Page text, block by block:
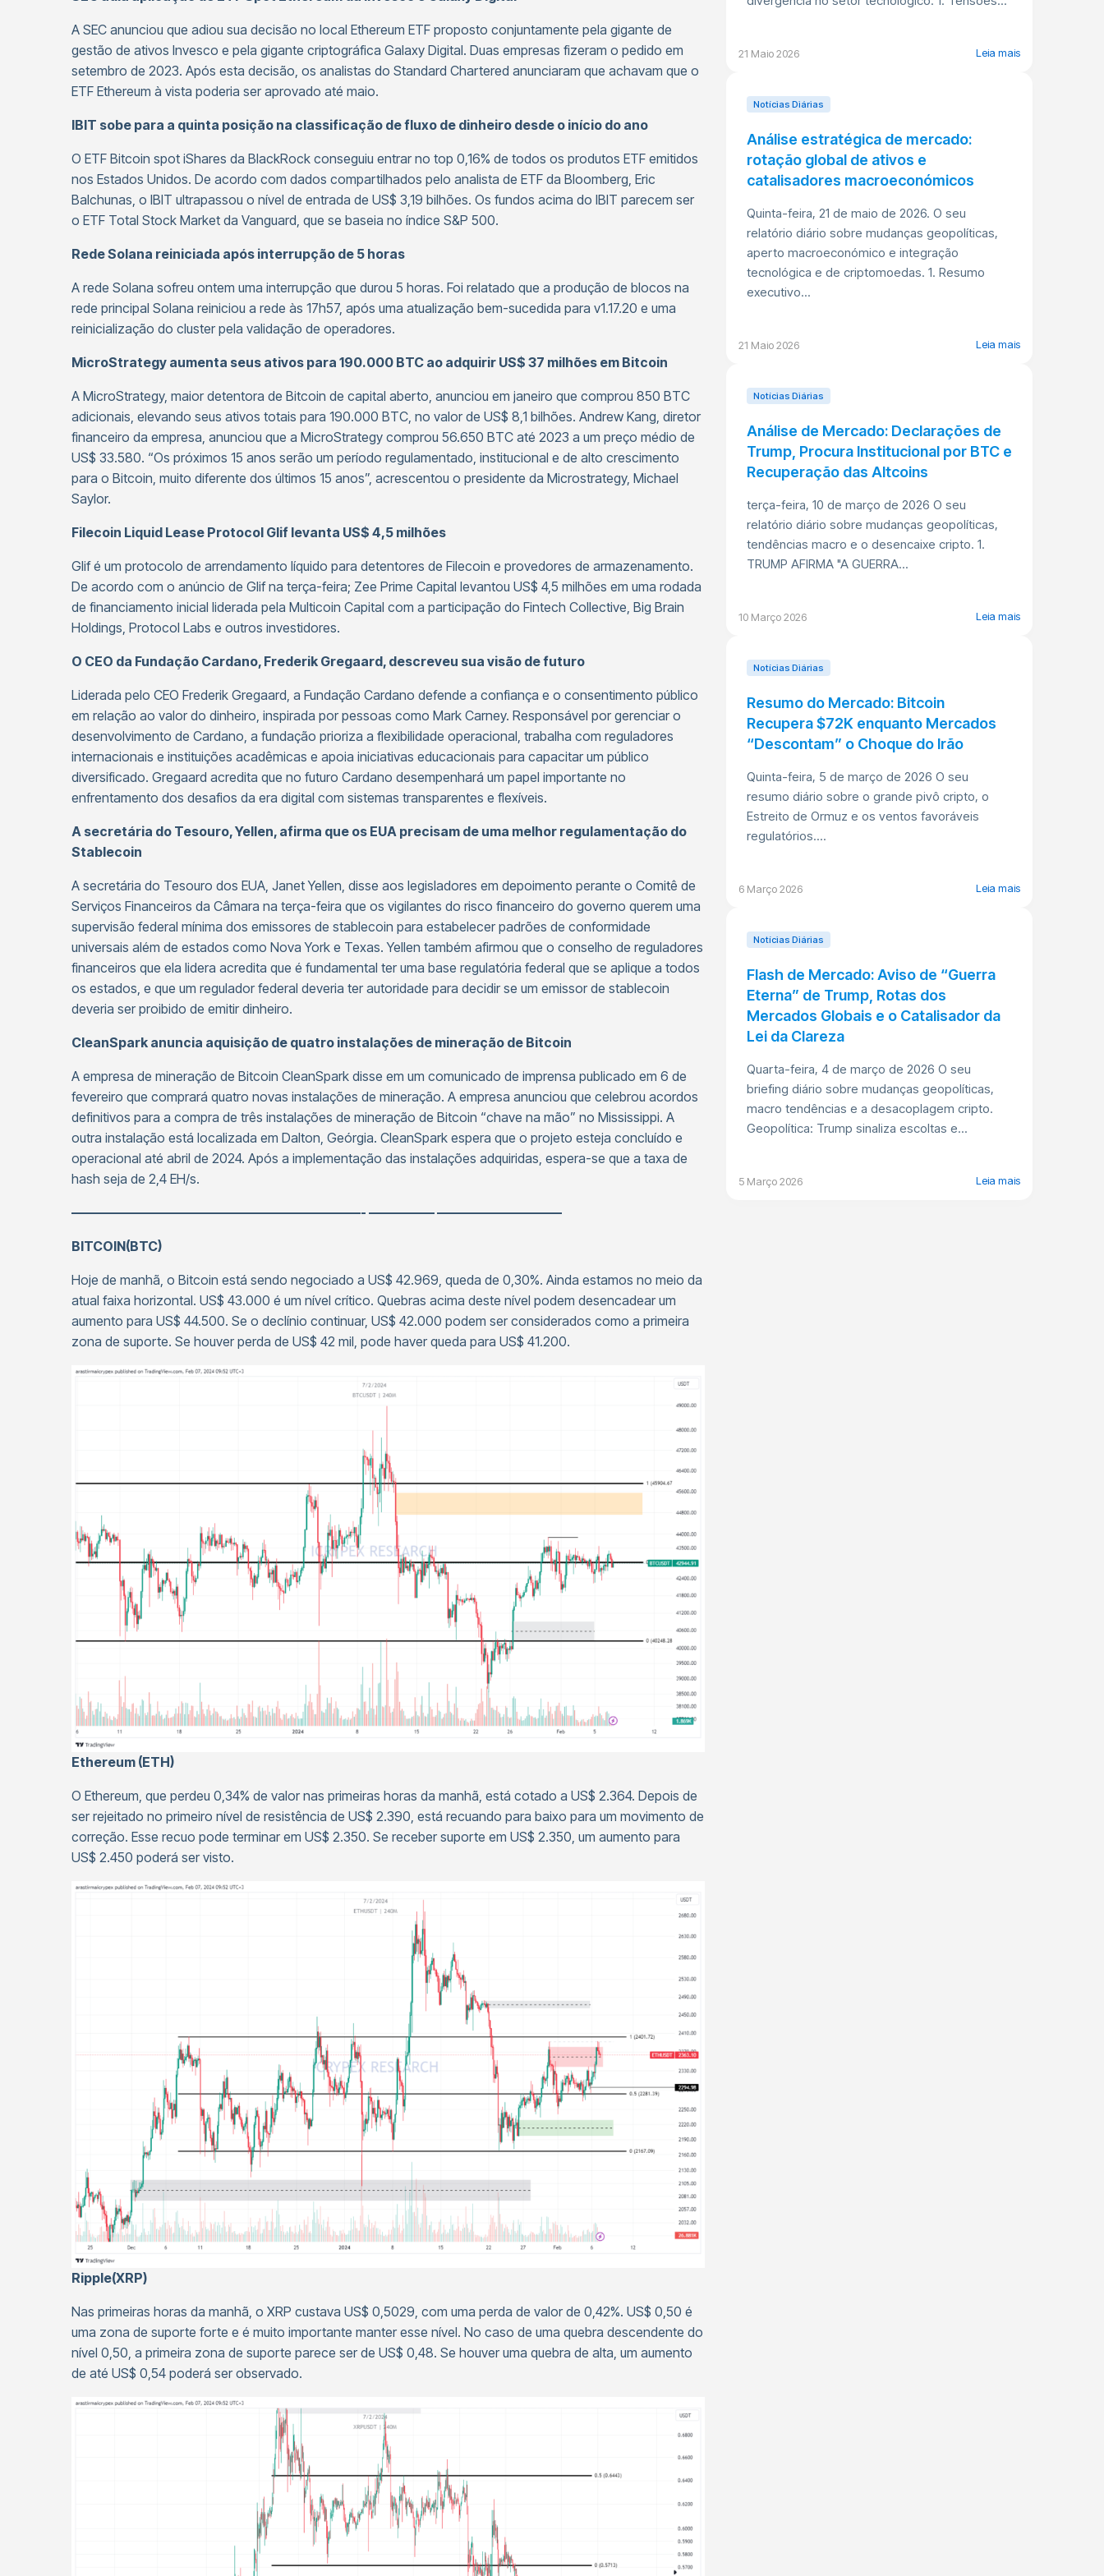
A SEC anunciou que adiou sua decisão no local Ethereum ETF proposto conjuntamente pela gigante de
gestão de ativos Invesco e pela gigante criptográfica Galaxy Digital. Duas empresas fizeram o pedido em
setembro de 2023. Após esta decisão, os analistas do Standard Chartered anunciaram que achavam que o
ETF Ethereum à vista poderia ser aprovado até maio.
IBIT sobe para a quinta posição na classificação de fluxo de dinheiro desde o início do ano
O ETF Bitcoin spot iShares da BlackRock conseguiu entrar no top 0,16% de todos os produtos ETF emitidos
nos Estados Unidos. De acordo com dados compartilhados pelo analista de ETF da Bloomberg, Eric
Balchunas, o IBIT ultrapassou o nível de entrada de US$ 3,19 bilhões. Os fundos acima do IBIT parecem ser
o ETF Total Stock Market da Vanguard, que se baseia no índice S&P 500.
Rede Solana reiniciada após interrupção de 5 horas
A rede Solana sofreu ontem uma interrupção que durou 5 horas. Foi relatado que a produção de blocos na
rede principal Solana reiniciou a rede às 17h57, após uma atualização bem-sucedida para v1.17.20 e uma
reinicialização do cluster pela validação de operadores.
MicroStrategy aumenta seus ativos para 190.000 BTC ao adquirir US$ 37 milhões em Bitcoin
A MicroStrategy, maior detentora de Bitcoin de capital aberto, anunciou em janeiro que comprou 850 BTC
adicionais, elevando seus ativos totais para 190.000 BTC, no valor de US$ 8,1 bilhões. Andrew Kang, diretor
financeiro da empresa, anunciou que a MicroStrategy comprou 56.650 BTC até 2023 a um preço médio de
US$ 33.580. “Os próximos 15 anos serão um período regulamentado, institucional e de alto crescimento
para o Bitcoin, muito diferente dos últimos 15 anos”, acrescentou o presidente da Microstrategy, Michael
Saylor.
Filecoin Liquid Lease Protocol Glif levanta US$ 4,5 milhões
Glif é um protocolo de arrendamento líquido para detentores de Filecoin e provedores de armazenamento.
De acordo com o anúncio de Glif na terça-feira; Zee Prime Capital levantou US$ 4,5 milhões em uma rodada
de financiamento inicial liderada pela Multicoin Capital com a participação do Fintech Collective, Big Brain
Holdings, Protocol Labs e outros investidores.
O CEO da Fundação Cardano, Frederik Gregaard, descreveu sua visão de futuro
Liderada pelo CEO Frederik Gregaard, a Fundação Cardano defende a confiança e o consentimento público
em relação ao valor do dinheiro, inspirada por pessoas como Mark Carney. Responsável por gerenciar o
desenvolvimento de Cardano, a fundação prioriza a flexibilidade operacional, trabalha com reguladores
internacionais e instituições acadêmicas e apoia iniciativas educacionais para capacitar um público
diversificado. Gregaard acredita que no futuro Cardano desempenhará um papel importante no
enfrentamento dos desafios da era digital com sistemas transparentes e flexíveis.
A secretária do Tesouro, Yellen, afirma que os EUA precisam de uma melhor regulamentação do
Stablecoin
A secretária do Tesouro dos EUA, Janet Yellen, disse aos legisladores em depoimento perante o Comitê de
Serviços Financeiros da Câmara na terça-feira que os vigilantes do risco financeiro do governo querem uma
supervisão federal mínima dos emissores de stablecoin para estabelecer padrões de conformidade
universais além de estados como Nova York e Texas. Yellen também afirmou que o conselho de reguladores
financeiros que ela lidera acredita que é fundamental ter uma base regulatória federal que se aplique a todos
os estados, e que um regulador federal deveria ter autoridade para decidir se um emissor de stablecoin
deveria ser proibido de emitir dinheiro.
CleanSpark anuncia aquisição de quatro instalações de mineração de Bitcoin
A empresa de mineração de Bitcoin CleanSpark disse em um comunicado de imprensa publicado em 6 de
fevereiro que comprará quatro novas instalações de mineração. A empresa anunciou que celebrou acordos
definitivos para a compra de três instalações de mineração de Bitcoin “chave na mão” no Mississippi. A
outra instalação está localizada em Dalton, Geórgia. CleanSpark espera que o projeto esteja concluído e
operacional até abril de 2024. Após a implementação das instalações adquiridas, espera-se que a taxa de
hash seja de 2,4 EH/s.
——————————————————————- ————— —————————–
BITCOIN(BTC)
Hoje de manhã, o Bitcoin está sendo negociado a US$ 42.969, queda de 0,30%. Ainda estamos no meio da
atual faixa horizontal. US$ 43.000 é um nível crítico. Quebras acima deste nível podem desencadear um
aumento para US$ 44.500. Se o declínio continuar, US$ 42.000 podem ser considerados como a primeira
zona de suporte. Se houver perda de US$ 42 mil, pode haver queda para US$ 41.200.
Ethereum (ETH)
O Ethereum, que perdeu 0,34% de valor nas primeiras horas da manhã, está cotado a US$ 2.364. Depois de
ser rejeitado no primeiro nível de resistência de US$ 2.390, está recuando para baixo para um movimento de
correção. Esse recuo pode terminar em US$ 2.350. Se receber suporte em US$ 2.350, um aumento para
US$ 2.450 poderá ser visto.
Ripple(XRP)
Nas primeiras horas da manhã, o XRP custava US$ 0,5029, com uma perda de valor de 0,42%. US$ 0,50 é
uma zona de suporte forte e é muito importante manter esse nível. No caso de uma quebra descendente do
nível 0,50, a primeira zona de suporte parece ser de US$ 0,48. Se houver uma quebra de alta, um aumento
de até US$ 0,54 poderá ser observado.
21 Maio 2026 Leia mais
Notícias Diárias
Análise estratégica de mercado:
rotação global de ativos e
catalisadores macroeconómicos
Quinta-feira, 21 de maio de 2026. O seu
relatório diário sobre mudanças geopolíticas,
aperto macroeconómico e integração
tecnológica e de criptomoedas. 1. Resumo
executivo...
21 Maio 2026 Leia mais
Notícias Diárias
Análise de Mercado: Declarações de
Trump, Procura Institucional por BTC e
Recuperação das Altcoins
terça-feira, 10 de março de 2026 O seu
relatório diário sobre mudanças geopolíticas,
tendências macro e o desencaixe cripto. 1.
TRUMP AFIRMA "A GUERRA...
10 Março 2026 Leia mais
Notícias Diárias
Resumo do Mercado: Bitcoin
Recupera $72K enquanto Mercados
“Descontam” o Choque do Irão
Quinta-feira, 5 de março de 2026 O seu
resumo diário sobre o grande pivô cripto, o
Estreito de Ormuz e os ventos favoráveis
regulatórios....
6 Março 2026 Leia mais
Notícias Diárias
Flash de Mercado: Aviso de “Guerra
Eterna” de Trump, Rotas dos
Mercados Globais e o Catalisador da
Lei da Clareza
Quarta-feira, 4 de março de 2026 O seu
briefing diário sobre mudanças geopolíticas,
macro tendências e a desacoplagem cripto.
Geopolítica: Trump sinaliza escoltas e...
5 Março 2026 Leia mais